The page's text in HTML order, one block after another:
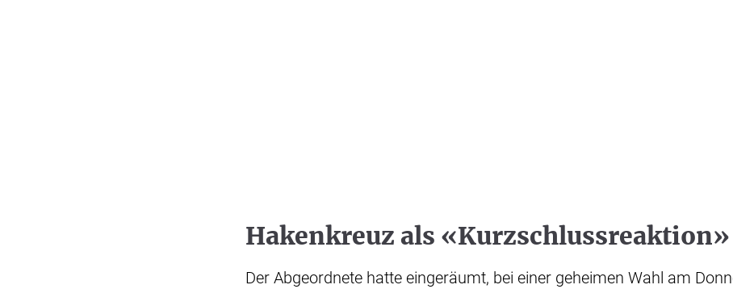
Hakenkreuz als «Kurzschlussreaktion»
Der Abgeordnete hatte eingeräumt, bei einer geheimen Wahl am